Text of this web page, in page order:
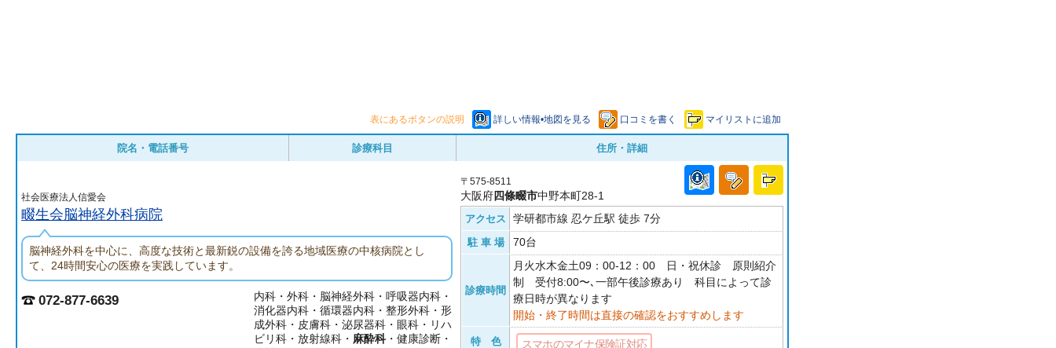
表にあるボタンの説明 詳しい情報•地図を見る 口コミを書く マイリストに追加
院名・電話番号 診療科目 住所・詳細
社会医療法人信愛会
畷生会脳神経外科病院
脳神経外科を中心に、高度な技術と最新鋭の設備を誇る地域医療の中核病院とし
て、24時間安心の医療を実践しています。
072-877-6639
内科・外科・脳神経外科・呼吸器内科・
消化器内科・循環器内科・整形外科・形
成外科・皮膚科・泌尿器科・眼科・リハ
ビリ科・放射線科・ 麻酔科・健康診断・
〒575-8511
大阪府四條畷市中野本町28-1
アクセス 学研都市線 忍ケ丘駅 徒歩 7分
駐 車 場 70台
診療時間
月火水木金土09：00-12：00 日・祝休診 原則紹介
制 受付8:00〜､一部午後診療あり 科目によって診
療日時が異なります
開始・終了時間は直接の確認をおすすめします
特 色 スマホのマイナ保険証対応